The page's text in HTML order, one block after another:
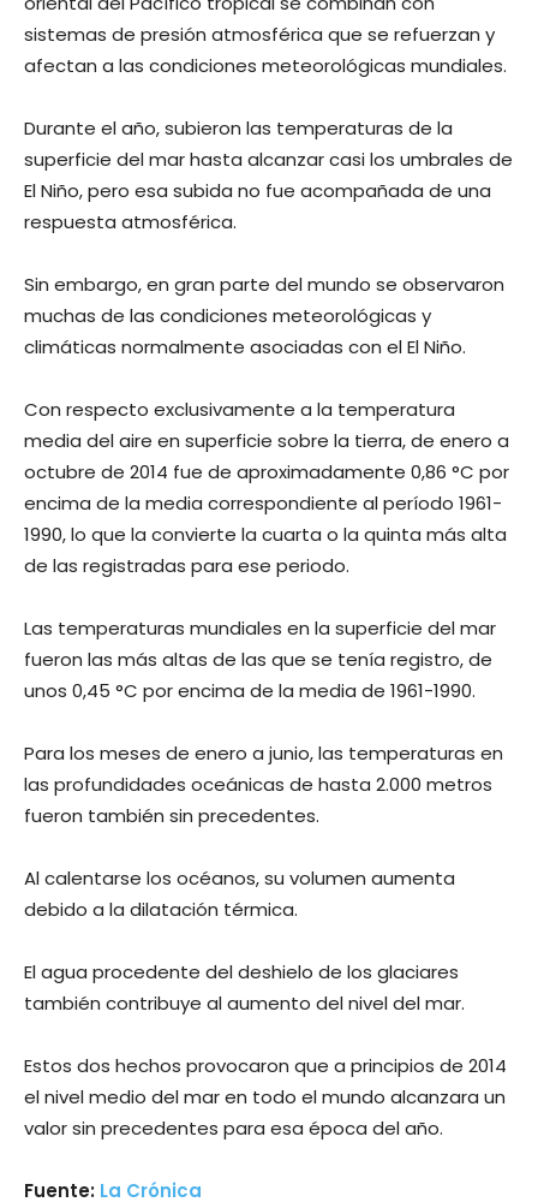
sistemas de presión atmosférica que se refuerzan y
afectan a las condiciones meteorológicas mundiales.
Durante el año, subieron las temperaturas de la
superficie del mar hasta alcanzar casi los umbrales de
El Niño, pero esa subida no fue acompañada de una
respuesta atmosférica.
Sin embargo, en gran parte del mundo se observaron
muchas de las condiciones meteorológicas y
climáticas normalmente asociadas con el El Niño.
Con respecto exclusivamente a la temperatura
media del aire en superficie sobre la tierra, de enero a
octubre de 2014 fue de aproximadamente 0,86 °C por
encima de la media correspondiente al período 1961-
1990, lo que la convierte la cuarta o la quinta más alta
de las registradas para ese periodo.
Las temperaturas mundiales en la superficie del mar
fueron las más altas de las que se tenía registro, de
unos 0,45 °C por encima de la media de 1961-1990.
Para los meses de enero a junio, las temperaturas en
las profundidades oceánicas de hasta 2.000 metros
fueron también sin precedentes.
Al calentarse los océanos, su volumen aumenta
debido a la dilatación térmica.
El agua procedente del deshielo de los glaciares
también contribuye al aumento del nivel del mar.
Estos dos hechos provocaron que a principios de 2014
el nivel medio del mar en todo el mundo alcanzara un
valor sin precedentes para esa época del año.
Fuente: La Crónica